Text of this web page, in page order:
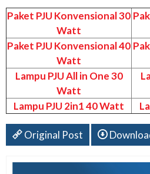
Paket PJU Konvensional 30
Watt
Paket PJU Konvensional 40
Watt
Lampu PJU All in One 30
Watt
Lampu PJU 2in1 40 Watt
Original Post